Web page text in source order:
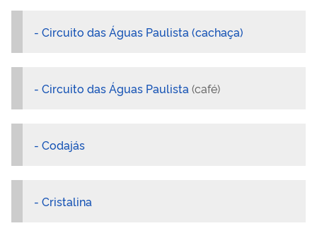
- Circuito das Águas Paulista (cachaça)
- Circuito das Águas Paulista (café)
- Codajás
- Cristalina